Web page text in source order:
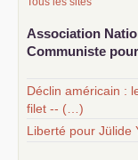
Association
Communiste
Déclin américain :
filet -- (…)
Liberté pour Jülide